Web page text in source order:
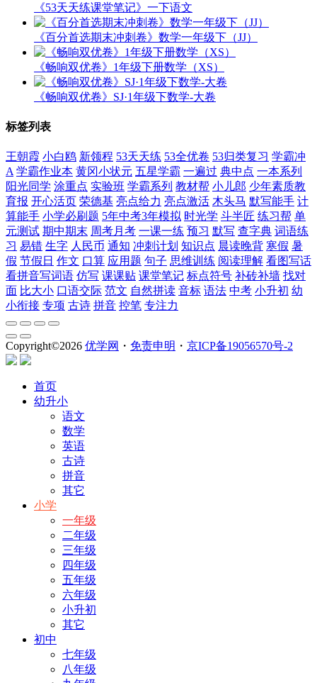
《53天天练课堂笔记》一下语文
《百分首选期末冲刺卷》数学一年级下（JJ）
《畅响双优卷》1年级下册数学（XS）
《畅响双优卷》SJ·1年级下数学-大卷
标签列表
王朝霞 小白鸥 新领程 53天天练 53全优卷 53归类复习 学霸冲
A 学霸作业本 黄冈小状元 五星学霸 一遍过 典中点 一本系列
阳光同学 涂重点 实验班 学霸系列 教材帮 小儿郎 少年素质教
育报 开心活页 荣德基 亮点给力 亮点激活 木头马 默写能手 计
算能手 小学必刷题 5年中考3年模拟 时光学 斗半匠 练习帮 单
元测试 期中期末 周考月考 一课一练 预习 默写 查字典 词语练
习 易错 生字 人民币 通知 冲刺计划 知识点 晨读晚背 寒假 暑
假 节假日 作文 口算 应用题 句子 思维训练 阅读理解 看图写话
看拼音写词语 仿写 课课贴 课堂笔记 标点符号 补砖补墙 找对
面 比大小 口语交际 范文 自然拼读 音标 语法 中考 小升初 幼
小衔接 专项 古诗 拼音 控笔 专注力
Copyright©2026 优学网 ・ 免责申明 ・ 京ICP备19056570号-2
首页
幼升小
语文
数学
英语
古诗
拼音
其它
小学
一年级
二年级
三年级
四年级
五年级
六年级
小升初
其它
初中
七年级
八年级